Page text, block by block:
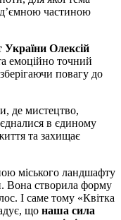
частиною
Олексій
емоційно точний
повагу до
де мистецтво,
в єдиному
та захищає
міського ландшафту
Вона створила форму
І саме тому «Квітка
що наша сила